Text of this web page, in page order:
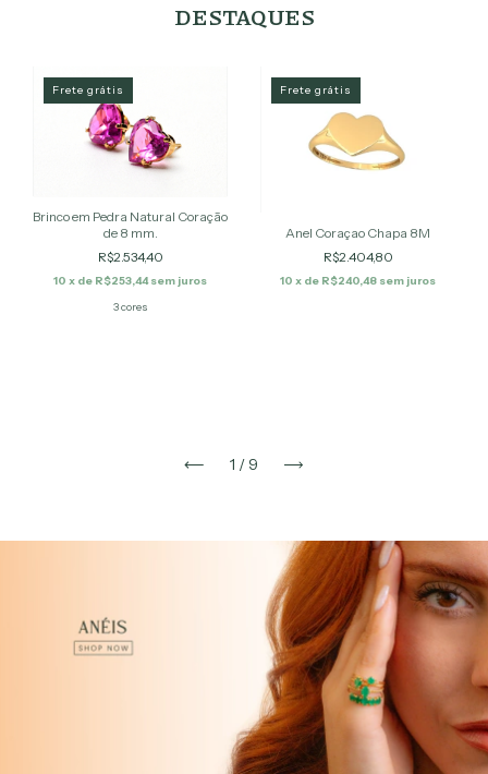
DESTAQUES
Frete grátis
Brinco em Pedra Natural Coração
de 8 mm.
R$2.534,40
10 x de R$253,44 sem juros
3 cores
Frete grátis
Anel Coraçao Chapa 8M
R$2.404,80
10 x de R$240,48 sem juros
1 / 9